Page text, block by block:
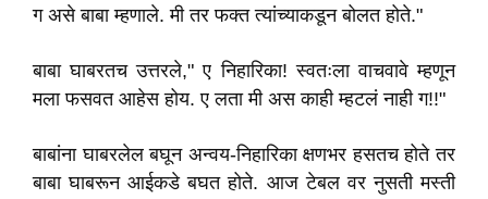
ग असे बाबा म्हणाले. मी तर फक्त त्यांच्याकडून बोलत होते."
बाबा घाबरतच उत्तरले," ए निहारिका! स्वतःला वाचवावे म्हणून
मला फसवत आहेस होय. ए लता मी अस काही म्हटलं नाही ग!!"
बाबांना घाबरलेल बघून अन्वय-निहारिका क्षणभर हसतच होते तर
बाबा घाबरून आईकडे बघत होते. आज टेबल वर नुसती मस्ती